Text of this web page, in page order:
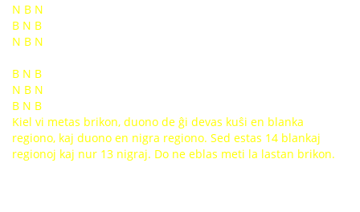
N B N
B N B
N B N
B N B
N B N
B N B
Kiel vi metas brikon, duono de ĝi devas kuŝi en blanka
regiono, kaj duono en nigra regiono. Sed estas 14 blankaj
regionoj kaj nur 13 nigraj. Do ne eblas meti la lastan brikon.